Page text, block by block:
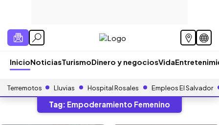
InicioNoticiasTurismoDinero y negociosVida
Terremotos Lluvias Hospital Rosales Empleos El Salvador
Tag: Empoderamiento Femenino